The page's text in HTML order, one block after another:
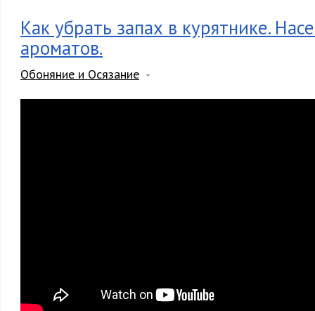
Как убрать запах в курятнике.
ароматов.
Обоняние и Осязание